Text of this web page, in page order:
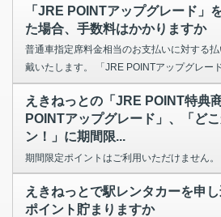
「JRE POINTアップグレード」
た場合、手数料はかかりますか
普通車指定席料金相当のお支払いに対する
戴いたします。 「JRE POINTアップグレー
えきねっとの「JRE POINT特典
POINTアップグレード」、「ど
ン！」に期間限...
期間限定ポイントはご利用いただけません。
えきねっとで駅レンタカーを申
ポイント貯まりますか